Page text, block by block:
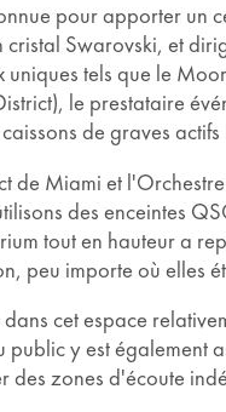
pour apporter un
Swarovski, et
uniques tels que le
le prestataire
de graves
de Miami et
des enceintes
tout en hauteur a
peu importe où elles
cet espace
y est
zones d'écoute